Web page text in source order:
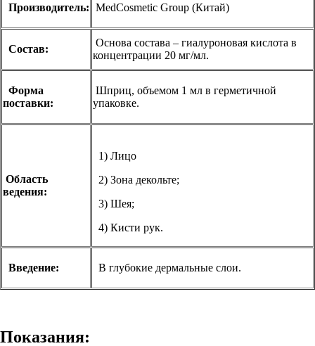
Производитель: MedCosmetic Group (Китай)
Состав:
Основа состава – гиалуроновая кислота в
концентрации 20 мг/мл.
Форма
поставки:
Шприц, объемом 1 мл в герметичной
упаковке.
Область
ведения:
1) Лицо
2) Зона декольте;
3) Шея;
4) Кисти рук.
Введение: В глубокие дермальные слои.
Показания: